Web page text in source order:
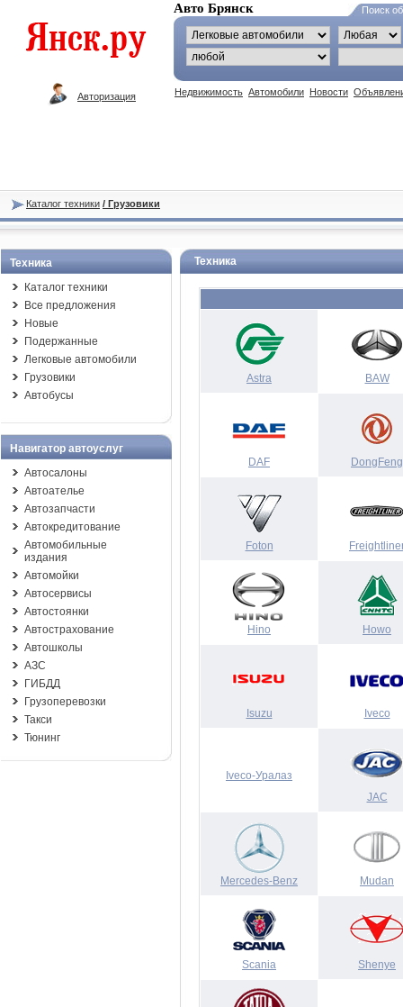
Авто Брянск Поиск
Авторизация Недвижимость Автомобили Новости
Каталог техники / Грузовики
Техника
Каталог техники
Все предложения
Новые
Подержанные
Легковые автомобили
Грузовики
Автобусы
Навигатор автоуслуг
Автосалоны
Автоателье
Автозапчасти
Автокредитование
Автомобильные
издания
Автомойки
Автосервисы
Автостоянки
Автострахование
Автошколы
АЗС
ГИБДД
Грузоперевозки
Такси
Тюнинг
Техника
Astra BAW
DAF DongFeng
Foton
Hino Howo
Isuzu Iveco
Iveco-Уралаз
JAC
Mercedes-Benz Mudan
Scania Shenye